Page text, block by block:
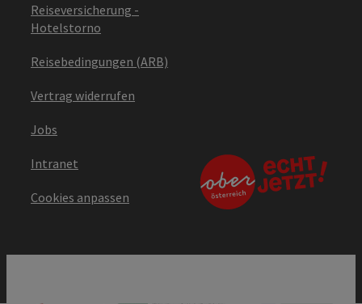
Reiseversicherung -
Hotelstorno
Reisebedingungen (ARB)
Vertrag widerrufen
Jobs
Intranet
Cookies anpassen